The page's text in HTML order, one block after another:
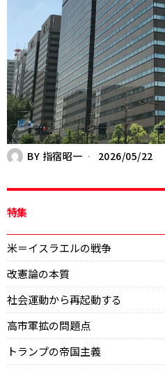
BY 指宿昭一 2026/05/22
特集
米＝イスラエルの戦争
改憲論の本質
社会運動から再起動する
高市軍拡の問題点
トランプの帝国主義